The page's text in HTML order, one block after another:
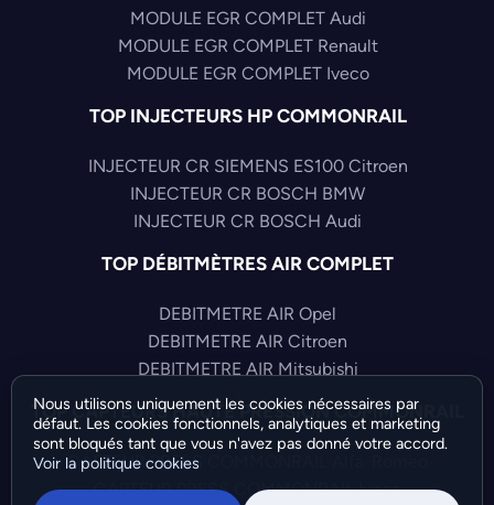
MODULE EGR COMPLET Audi
MODULE EGR COMPLET Renault
MODULE EGR COMPLET Iveco
TOP INJECTEURS HP COMMONRAIL
INJECTEUR CR SIEMENS ES100 Citroen
INJECTEUR CR BOSCH BMW
INJECTEUR CR BOSCH Audi
TOP DÉBITMÈTRES AIR COMPLET
DEBITMETRE AIR Opel
DEBITMETRE AIR Citroen
DEBITMETRE AIR Mitsubishi
TOP CAPTEURS HAUTE PRESSION COMMONRAIL
CAPTEUR PRESS COMMONRAIL Alfa-Romeo
CAPTEUR PRESS COMMONRAIL Iveco
Nous utilisons uniquement les cookies nécessaires par
défaut. Les cookies fonctionnels, analytiques et marketing
sont bloqués tant que vous n'avez pas donné votre accord.
Voir la politique cookies